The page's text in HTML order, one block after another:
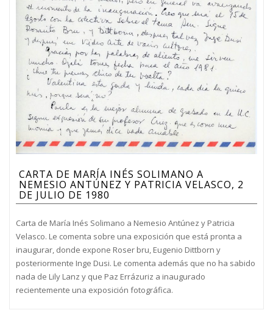
CARTA DE MARÍA INÉS SOLIMANO A
NEMESIO ANTÚNEZ Y PATRICIA VELASCO, 2
DE JULIO DE 1980
Carta de María Inés Solimano a Nemesio Antúnez y Patricia
Velasco. Le comenta sobre una exposición que está pronta a
inaugurar, donde expone Roser bru, Eugenio Dittborn y
posteriormente Inge Dusi. Le comenta además que no ha sabido
nada de Lily Lanz y que Paz Errázuriz a inaugurado
recientemente una exposición fotográfica.